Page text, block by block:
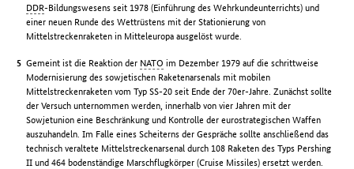
DDR-Bildungswesens seit 1978 (Einführung des Wehrkundeunterrichts) und
einer neuen Runde des Wettrüstens mit der Stationierung von
Mittelstreckenraketen in Mitteleuropa ausgelöst wurde.
Gemeint ist die Reaktion der NATO im Dezember 1979 auf die schrittweise
Modernisierung des sowjetischen Raketenarsenals mit mobilen
Mittelstreckenraketen vom Typ SS-20 seit Ende der 70er-Jahre. Zunächst sollte
der Versuch unternommen werden, innerhalb von vier Jahren mit der
Sowjetunion eine Beschränkung und Kontrolle der eurostrategischen Waffen
auszuhandeln. Im Falle eines Scheiterns der Gespräche sollte anschließend das
technisch veraltete Mittelstreckenarsenal durch 108 Raketen des Typs Pershing
II und 464 bodenständige Marschflugkörper (Cruise Missiles) ersetzt werden.